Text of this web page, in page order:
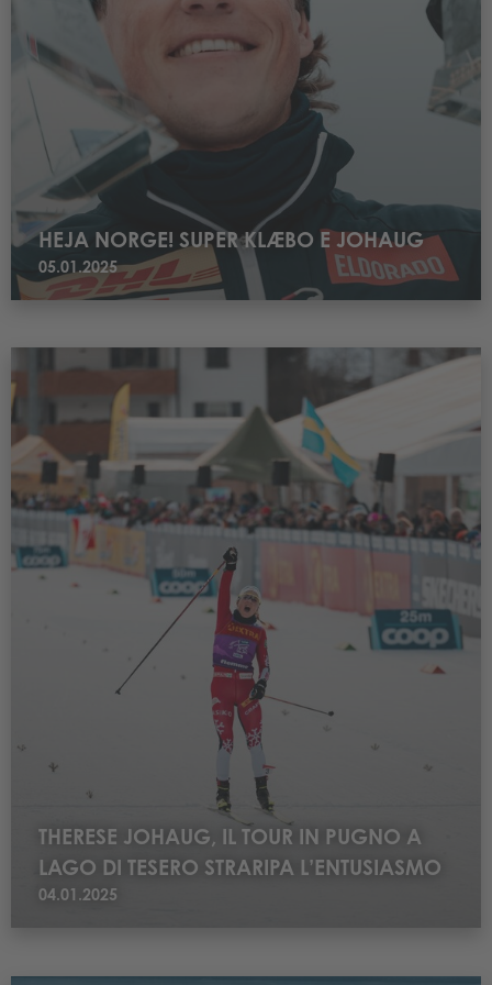
HEJA NORGE! SUPER KLÆBO E JOHAUG
05.01.2025
THERESE JOHAUG, IL TOUR IN PUGNO A
LAGO DI TESERO STRARIPA L’ENTUSIASMO
04.01.2025
Leggi THERESE JOHAUG, IL TOUR IN PUGNO A LAGO DI TESERO